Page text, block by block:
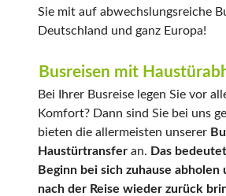
Sie mit auf abwechslungsreiche
Deutschland und ganz Europa!
Busreisen mit
Bei Ihrer Busreise legen Sie vor
Komfort? Dann sind Sie bei uns
bieten die allermeisten unserer
Haustürtransfer an. Das
Beginn bei sich zuhause abholen
nach der Reise wieder zurück